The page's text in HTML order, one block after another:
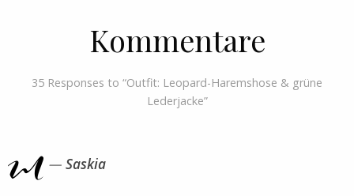
Kommentare
35 Responses to “Outfit: Leopard-Haremshose & grüne
Lederjacke”
Saskia